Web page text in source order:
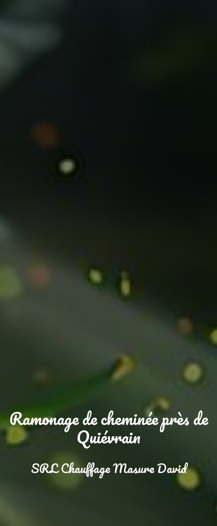
Ramonage de cheminée près de
Quiévrain
SRL Chauffage Masure David